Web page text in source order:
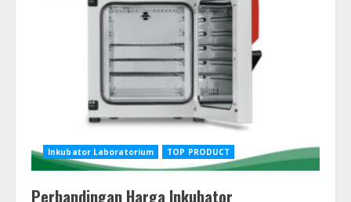
Inkubator Laboratorium TOP PRODUCT
Perbandingan Harga Inkubator